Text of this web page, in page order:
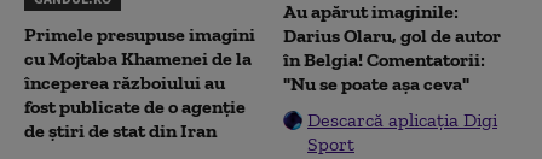
Primele presupuse imagini
cu Mojtaba Khamenei de la
începerea războiului au
fost publicate de o agenție
de știri de stat din Iran
Au apărut imaginile:
Darius Olaru, gol de autor
în Belgia! Comentatorii:
"Nu se poate așa ceva"
Descarcă aplicația Digi
Sport